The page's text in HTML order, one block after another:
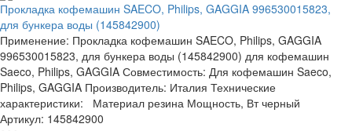
Прокладка кофемашин SAECO, Philips, GAGGIA 996530015823,
для бункера воды (145842900)
Применение: Прокладка кофемашин SAECO, Philips, GAGGIA
996530015823, для бункера воды (145842900) для кофемашин
Saeco, Philips, GAGGIA Совместимость: Для кофемашин Saeco,
Philips, GAGGIA Производитель: Италия Технические
характеристики: Материал резина Мощность, Вт черный
Артикул: 145842900